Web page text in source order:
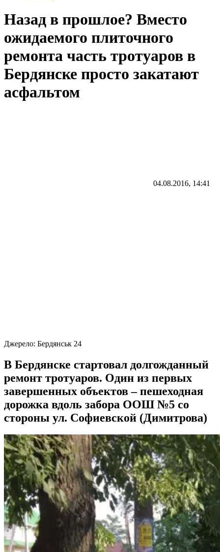
Назад в прошлое? Вместо
ожидаемого плиточного
ремонта часть тротуаров в
Бердянске просто закатают
асфальтом
04.08.2016, 14:41
Джерело: Бердянськ 24
В Бердянске стартовал долгожданный
ремонт тротуаров. Один из первых
завершенных объектов – пешеходная
дорожка вдоль забора ООШ №5 со
стороны ул. Софиевской (Димитрова)